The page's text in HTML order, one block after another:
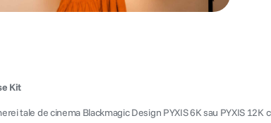
Kit
tale de cinema Blackmagic Design PYXIS 6K sau PYXIS